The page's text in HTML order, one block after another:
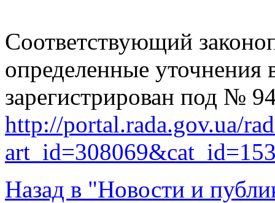
Соответствующий
определенные уточнения
зарегистрирован под №
http://portal.rada.gov.ua/
Назад в "Новости и